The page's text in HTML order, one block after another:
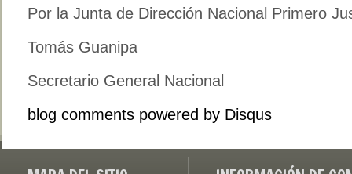
Por la Junta de Dirección Nacional Primero
Tomás Guanipa
Secretario General Nacional
blog comments powered by Disqus